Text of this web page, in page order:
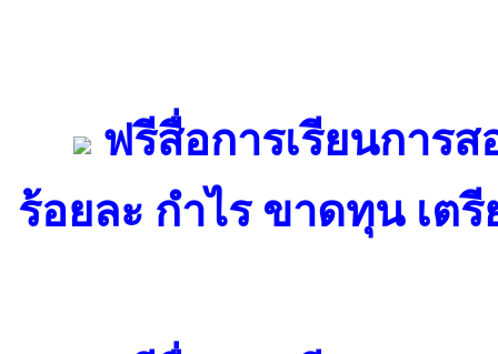
ฟรีสื่อการเรียนการ
ร้อยละ กำไร ขาดทุน เต